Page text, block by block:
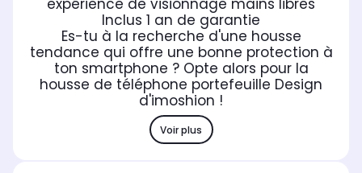
expérience de visionnage mains libres
Inclus 1 an de garantie
Es-tu à la recherche d'une housse
tendance qui offre une bonne protection à
ton smartphone ? Opte alors pour la
housse de téléphone portefeuille Design
d'imoshion !
Voir plus